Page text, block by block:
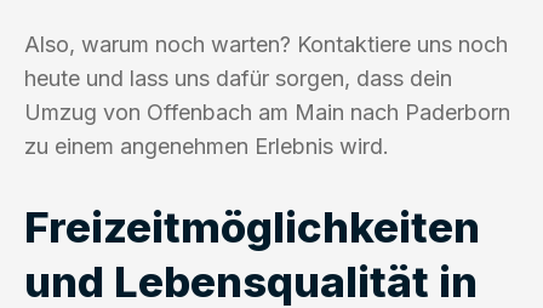
Also, warum noch warten? Kontaktiere uns noch
heute und lass uns dafür sorgen, dass dein
Umzug von Offenbach am Main nach Paderborn
zu einem angenehmen Erlebnis wird.
Freizeitmöglichkeiten
und Lebensqualität in